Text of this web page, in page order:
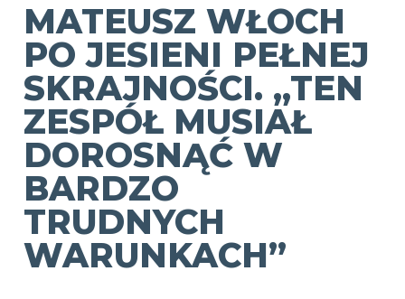
MATEUSZ WŁOCH
PO JESIENI PEŁNEJ
SKRAJNOŚCI. „TEN
ZESPÓŁ MUSIAŁ
DOROSNĄĆ W
BARDZO
TRUDNYCH
WARUNKACH”